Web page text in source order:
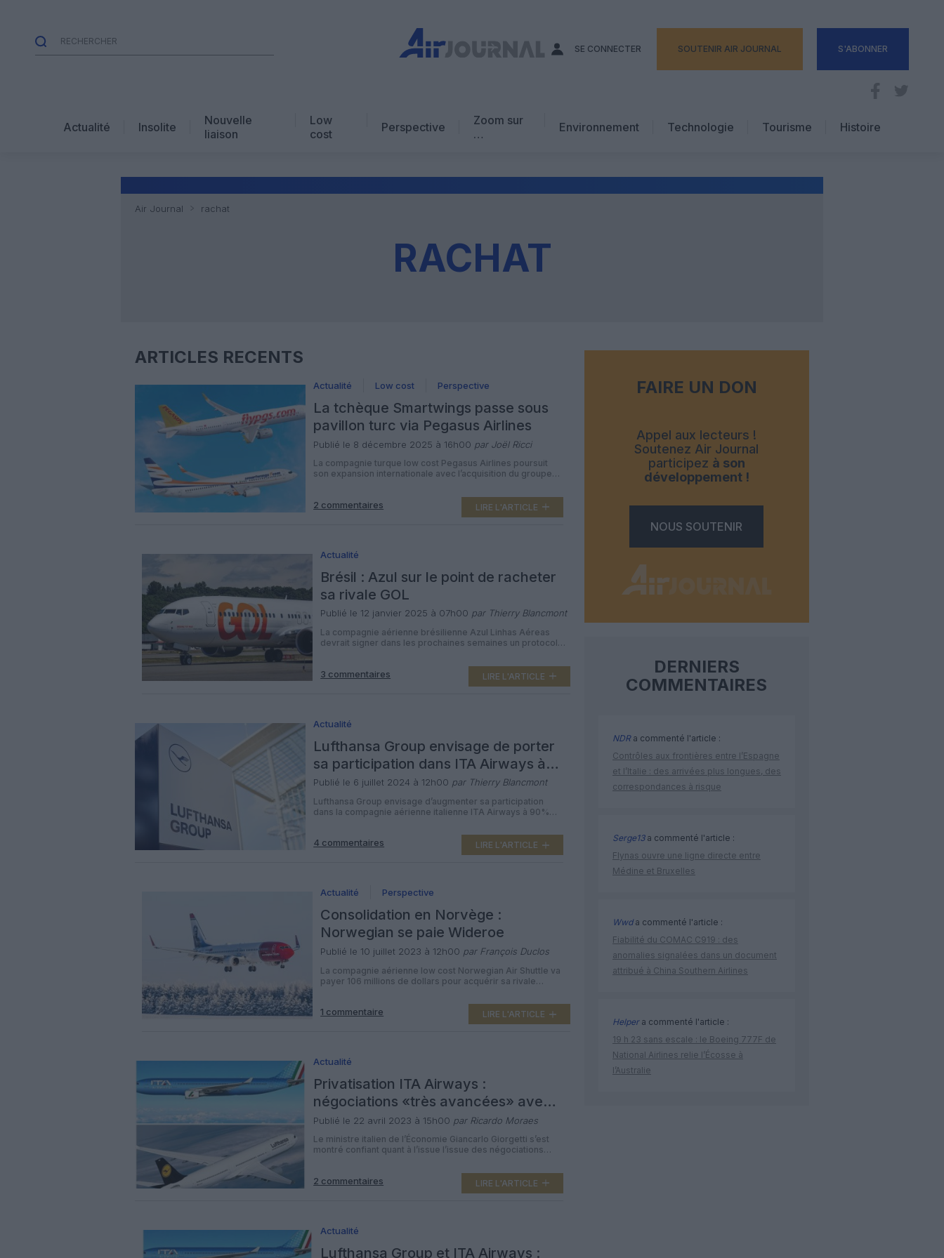
SE CONNECTER SOUTENIR AIR JOURNAL S'ABONNER
Actualité Insolite
Nouvelle
liaison
Low
cost
Perspective
Zoom sur
…
Vidéo
Environnement Technologie
Tourisme
Hôtellerie
Histoire
Air Journal rachat
RACHAT
ARTICLES RÉCENTS
Actualité Low cost Perspective
La tchèque Smartwings passe sous
pavillon turc via Pegasus Airlines
Publié le 8 décembre 2025 à 16h00 par Joël Ricci
La compagnie turque low cost Pegasus Airlines poursuit
son expansion internationale avec l’acquisition du groupe
154 millions d’euros. Une opération stratégique qui marque
une nouvelle étape dans la consolidation du transport
aérien européen. Pegasus Airlines, basée à Istanbul et
2 commentaires LIRE L'ARTICLE
Actualité
Brésil : Azul sur le point de racheter
sa rivale GOL
Publié le 12 janvier 2025 à 07h00 par Thierry Blancmont
La compagnie aérienne brésilienne Azul Linhas Aéreas
devrait signer dans les prochaines semaines un protocole
de sa rivale, a rapporté mercredi le journal brésilien Valor
Economico. L’accord ouvrirait la voie à une fusion entre Azul
3 commentaires LIRE L'ARTICLE
Actualité
Lufthansa Group envisage de porter
sa participation dans ITA Airways à
90%
Publié le 6 juillet 2024 à 12h00 par Thierry Blancmont
Lufthansa Group envisage d’augmenter sa participation
dans la compagnie aérienne italienne ITA Airways à 90%
général du groupe aérien allemand, dans un entretien
publié dans le quotidien Corriere della Sera. Lufthansa
Group a obtenu mercredi le feu vert de Bruxelles au rachat
4 commentaires LIRE L'ARTICLE
Actualité Perspective
Consolidation en Norvège :
Norwegian se paie Wideroe
Publié le 10 juillet 2023 à 12h00 par François Duclos
La compagnie aérienne low cost Norwegian Air Shuttle va
payer 106 millions de dollars pour acquérir sa rivale
mais représentant près de 60% du marché intérieur en
Norvège. La spécialiste norvégienne du vol pas cher a
annoncé le 6 juillet 2023 avoir trouvé un accord pour 1,13
1 commentaire LIRE L'ARTICLE
Actualité
Privatisation ITA Airways :
négociations «très avancées» avec
Lufthansa Group
Publié le 22 avril 2023 à 15h00 par Ricardo Moraes
Le ministre italien de l’Économie Giancarlo Giorgetti s’est
montré confiant quant à l’issue l’issue des négociations
Airways, lors d’une audition au Sénat italien jeudi. Giancarlo
Giorgetti a souligné qu’elles étaient «très, très avancées».
«Bien sûr, il s’agit d’une négociation complexe, avec de
2 commentaires LIRE L'ARTICLE
Actualité
Lufthansa Group et ITA Airways :
FAIRE UN DON
Appel aux lecteurs !
Soutenez Air Journal
participez à son
développement !
NOUS SOUTENIR
DERNIERS
COMMENTAIRES
NDRa commenté l'article :
Contrôles aux frontières entre l’Espagne
et l’Italie : des arrivées plus longues, des
correspondances à risque
Serge13a commenté l'article :
Flynas ouvre une ligne directe entre
Médine et Bruxelles
Wwda commenté l'article :
Fiabilité du COMAC C919 : des
anomalies signalées dans un document
attribué à China Southern Airlines
Helpera commenté l'article :
19 h 23 sans escale : le Boeing 777F de
National Airlines relie l’Écosse à
l’Australie